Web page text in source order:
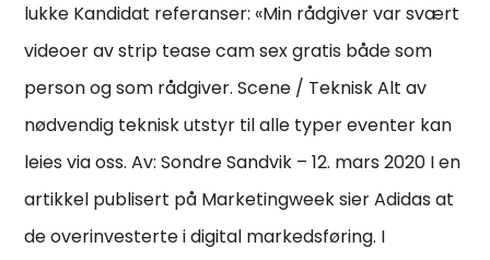
lukke Kandidat referanser: «Min rådgiver var svært
videoer av strip tease cam sex gratis både som
person og som rådgiver. Scene / Teknisk Alt av
nødvendig teknisk utstyr til alle typer eventer kan
leies via oss. Av: Sondre Sandvik – 12. mars 2020 I en
artikkel publisert på Marketingweek sier Adidas at
de overinvesterte i digital markedsføring. I